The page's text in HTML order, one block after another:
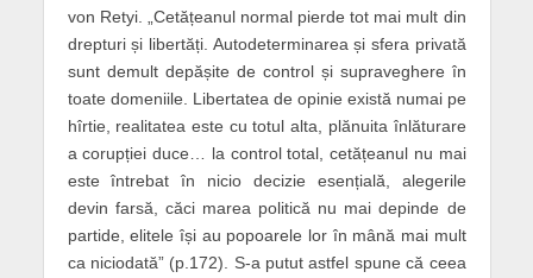
von Retyi. „Cetățeanul normal pierde tot mai mult din
drepturi și libertăți. Autodeterminarea și sfera privată
sunt demult depășite de control și supraveghere în
toate domeniile. Libertatea de opinie există numai pe
hîrtie, realitatea este cu totul alta, plănuita înlăturare
a corupției duce… la control total, cetățeanul nu mai
este întrebat în nicio decizie esențială, alegerile
devin farsă, căci marea politică nu mai depinde de
partide, elitele își au popoarele lor în mână mai mult
ca niciodată” (p.172). S-a putut astfel spune că ceea